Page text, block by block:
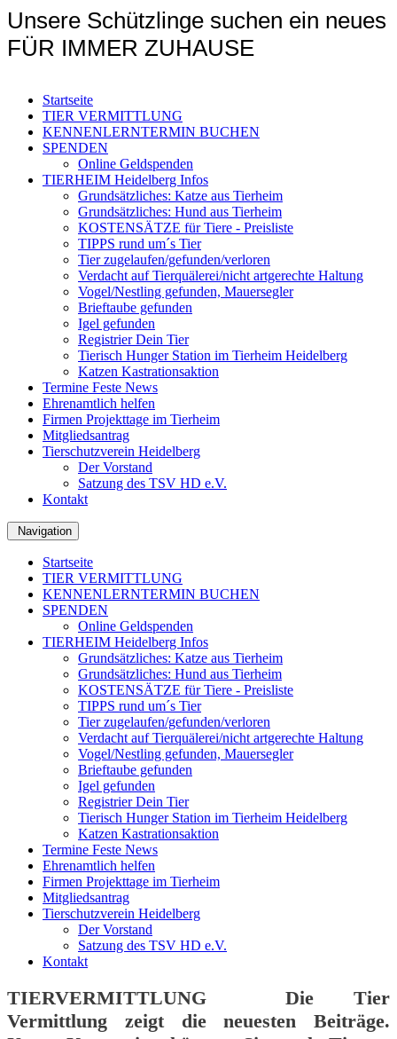
Unsere Schützlinge suchen ein neues
FÜR IMMER ZUHAUSE
Startseite
TIER VERMITTLUNG
KENNENLERNTERMIN BUCHEN
SPENDEN
Online Geldspenden
TIERHEIM Heidelberg Infos
Grundsätzliches: Katze aus Tierheim
Grundsätzliches: Hund aus Tierheim
KOSTENSÄTZE für Tiere - Preisliste
TIPPS rund um´s Tier
Tier zugelaufen/gefunden/verloren
Verdacht auf Tierquälerei/nicht artgerechte Haltung
Vogel/Nestling gefunden, Mauersegler
Brieftaube gefunden
Igel gefunden
Registrier Dein Tier
Tierisch Hunger Station im Tierheim Heidelberg
Katzen Kastrationsaktion
Termine Feste News
Ehrenamtlich helfen
Firmen Projekttage im Tierheim
Mitgliedsantrag
Tierschutzverein Heidelberg
Der Vorstand
Satzung des TSV HD e.V.
Kontakt
Navigation
Startseite
TIER VERMITTLUNG
KENNENLERNTERMIN BUCHEN
SPENDEN
Online Geldspenden
TIERHEIM Heidelberg Infos
Grundsätzliches: Katze aus Tierheim
Grundsätzliches: Hund aus Tierheim
KOSTENSÄTZE für Tiere - Preisliste
TIPPS rund um´s Tier
Tier zugelaufen/gefunden/verloren
Verdacht auf Tierquälerei/nicht artgerechte Haltung
Vogel/Nestling gefunden, Mauersegler
Brieftaube gefunden
Igel gefunden
Registrier Dein Tier
Tierisch Hunger Station im Tierheim Heidelberg
Katzen Kastrationsaktion
Termine Feste News
Ehrenamtlich helfen
Firmen Projekttage im Tierheim
Mitgliedsantrag
Tierschutzverein Heidelberg
Der Vorstand
Satzung des TSV HD e.V.
Kontakt
TIERVERMITTLUNGDie Tier
Vermittlung zeigt die neuesten Beiträge.